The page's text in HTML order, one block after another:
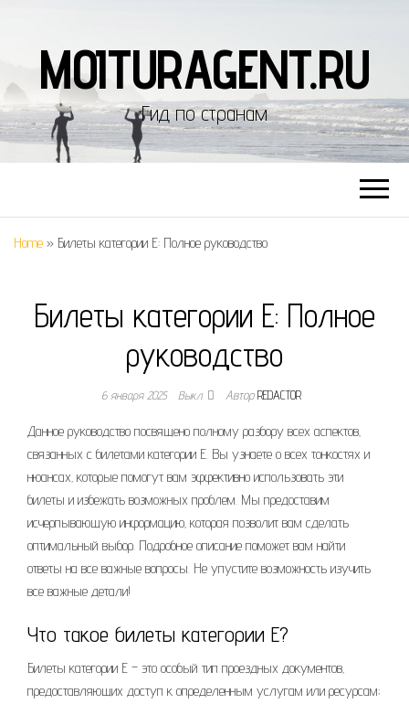
MOITURAGENT.RU
Гид по странам
Home » Билеты категории Е: Полное руководство
Билеты категории Е: Полное
руководство
6 января 2025 Выкл. АвторREDACTOR
Данное руководство посвящено полному разбору всех аспектов‚
связанных с билетами категории Е. Вы узнаете о всех тонкостях и
нюансах‚ которые помогут вам эффективно использовать эти
билеты и избежать возможных проблем. Мы предоставим
исчерпывающую информацию‚ которая позволит вам сделать
оптимальный выбор. Подробное описание поможет вам найти
ответы на все важные вопросы. Не упустите возможность изучить
все важные детали!
Что такое билеты категории Е?
Билеты категории Е – это особый тип проездных документов‚
предоставляющих доступ к определенным услугам или ресурсам;